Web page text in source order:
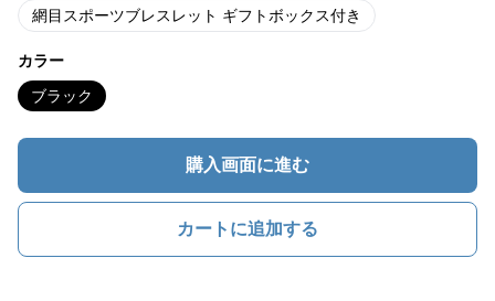
網目スポーツブレスレット ギフトボックス付き
カラー
ブラック
購入画面に進む
カートに追加する